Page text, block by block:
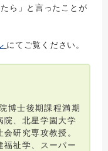
ら」と言ったことが
にてご覧ください。
博士後期課程満期
院、北星学園大学
研究専攻教授。
福祉学、スーパー